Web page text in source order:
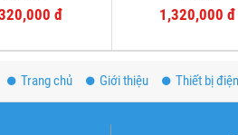
đ 1,320,000 đ
Trang chủ Giới thiệu Thiết bị